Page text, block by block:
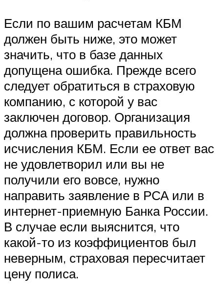
Если по вашим расчетам КБМ
должен быть ниже, это может
значить, что в базе данных
допущена ошибка. Прежде всего
следует обратиться в страховую
компанию, с которой у вас
заключен договор. Организация
должна проверить правильность
исчисления КБМ. Если ее ответ вас
не удовлетворил или вы не
получили его вовсе, нужно
направить заявление в РСА или в
интернет-приемную Банка России.
В случае если выяснится, что
какой-то из коэффициентов был
неверным, страховая пересчитает
цену полиса.